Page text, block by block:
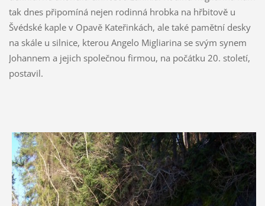
tak dnes připomíná nejen rodinná hrobka na hřbitově u
Švédské kaple v Opavě Kateřinkách, ale také pamětní desky
na skále u silnice, kterou Angelo Migliarina se svým synem
Johannem a jejich společnou firmou, na počátku 20. století,
postavil.